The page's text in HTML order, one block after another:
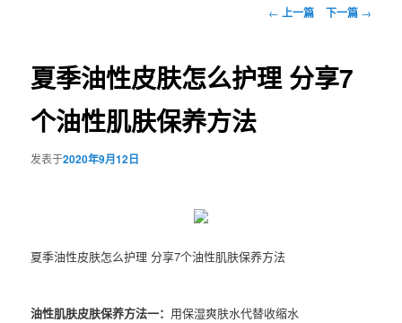
文
航
← 上一篇 下一篇 →
夏季油性皮肤怎么护理 分享7
个油性肌肤保养方法
发表于2020年9月12日
夏季油性皮肤怎么护理 分享7个油性肌肤保养方法
油性肌肤皮肤保养方法一： 用保湿爽肤水代替收缩水